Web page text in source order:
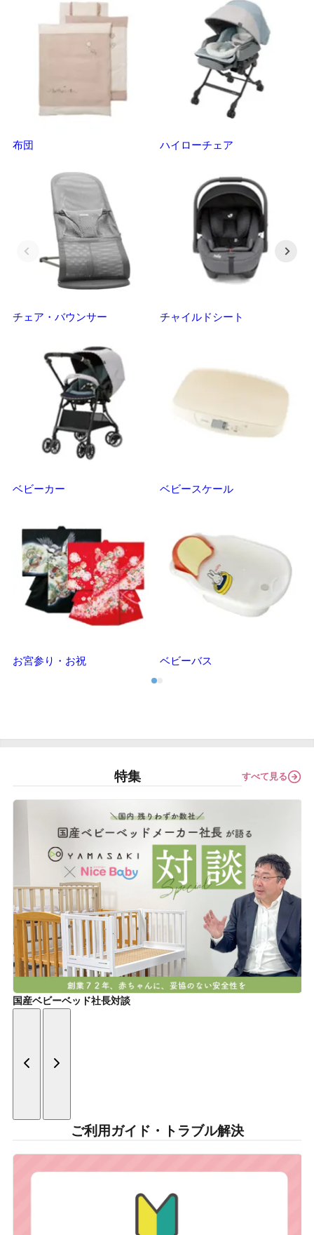
布団 ハイローチェア
チェア・バウンサー チャイルドシート
ベビーカー ベビースケール
お宮参り・お祝 ベビーバス
特集 すべて見る
国産ベビーベッド社長対談
ご利用ガイド・トラブル解決